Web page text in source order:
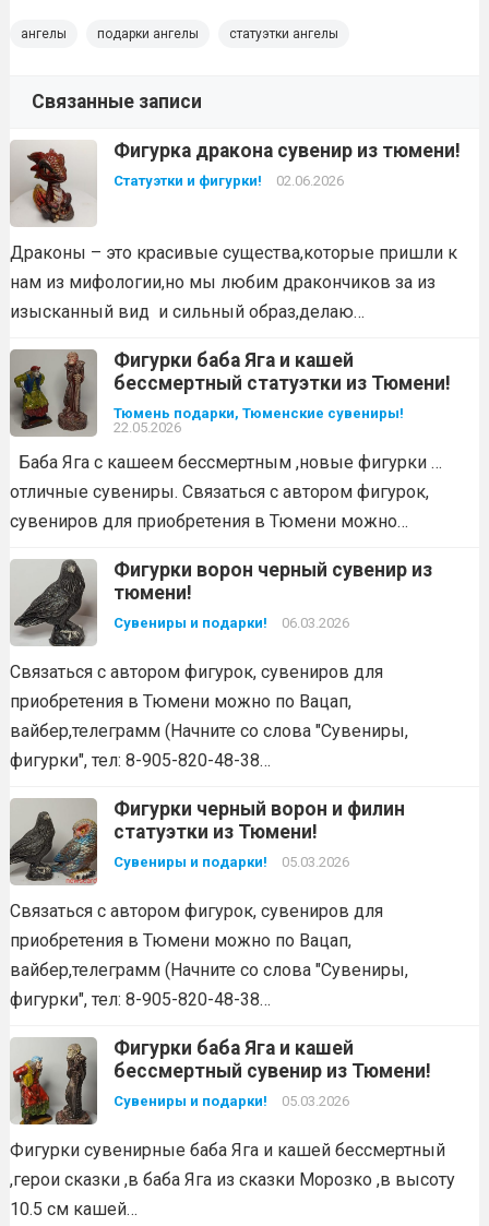
ангелы подарки ангелы статуэтки ангелы
Связанные записи
Фигурка дракона сувенир из тюмени!
Статуэтки и фигурки! 02.06.2026
Драконы – это красивые существа,которые пришли к
нам из мифологии,но мы любим дракончиков за из
изысканный вид и сильный образ,делаю…
Фигурки баба Яга и кашей
бессмертный статуэтки из Тюмени!
Тюмень подарки, Тюменские сувениры!
22.05.2026
Баба Яга с кашеем бессмертным ,новые фигурки …
отличные сувениры. Связаться с автором фигурок,
сувениров для приобретения в Тюмени можно…
Фигурки ворон черный сувенир из
тюмени!
Сувениры и подарки! 06.03.2026
Связаться с автором фигурок, сувениров для
приобретения в Тюмени можно по Вацап,
вайбер,телеграмм (Начните со слова "Сувениры,
фигурки", тел: 8-905-820-48-38…
Фигурки черный ворон и филин
статуэтки из Тюмени!
Сувениры и подарки! 05.03.2026
Связаться с автором фигурок, сувениров для
приобретения в Тюмени можно по Вацап,
вайбер,телеграмм (Начните со слова "Сувениры,
фигурки", тел: 8-905-820-48-38…
Фигурки баба Яга и кашей
бессмертный сувенир из Тюмени!
Сувениры и подарки! 05.03.2026
Фигурки сувенирные баба Яга и кашей бессмертный
,герои сказки ,в баба Яга из сказки Морозко ,в высоту
10.5 см кашей…